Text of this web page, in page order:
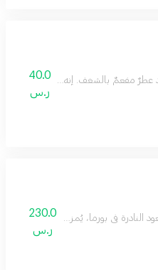
عطرٌ مفعمٌ بالشغف. إنه ليس مجرد عطر،
40.0
ر.س
النادرة في بورما، يُمزج خشب العود
230.0
ر.س